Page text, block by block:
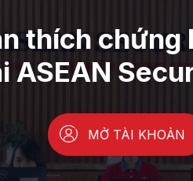
thích chứng
ASEAN
MỞ TÀI KHOẢN